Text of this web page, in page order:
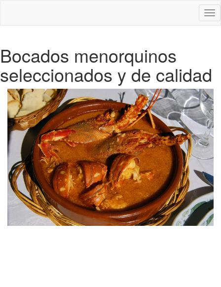
Bocados menorquinos
seleccionados y de calidad